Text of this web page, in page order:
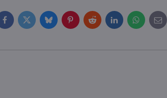
FacebookTwitterBlueskyPinterestRedditLinkedInWhatsApp
E-
mail